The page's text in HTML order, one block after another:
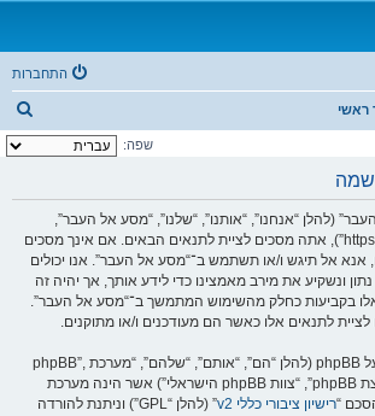
התחברות
ראשי
י
שפה:
(להלן “אנחנו”, “אותנו”, “שלנו”, “מסע אל העבר”,
“https://www.old-games.org/f”), אתה מסכים לציית לתנאים הבאים. אם אינך מסכים
אנא אל תיגש ו/או תשתמש ב־“מסע אל העבר”. אנו יכולים
ונשקיע את מירב מאמצינו כדי לידע אותך, אך יהיה זה
אלו בקביעות כחלק מהשימוש המתמשך ב־“מסע אל העבר”.
לתנאים אלו כאשר הם מעודכנים ו/או מתוקנים.
הפורומים שלנו מבוססים על phpBB (להלן “הם”, “אותם”, “שלהם”, “מערכת phpBB”,
“www.phpbb.co.il”, “קבוצת phpBB”, “צוות phpBB הישראלי”) אשר הינה מערכת
“רישיון ציבורי כללי v2
” (להלן “GPL”) וניתנת להורדה